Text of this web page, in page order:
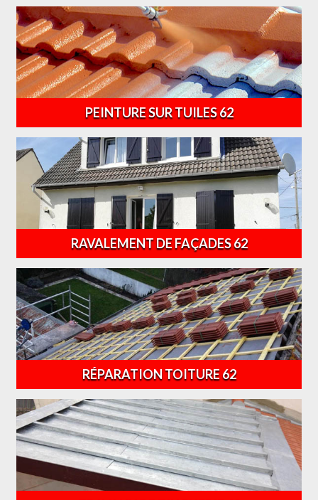
PEINTURE SUR TUILES 62
RAVALEMENT DE FAÇADES 62
RÉPARATION TOITURE 62